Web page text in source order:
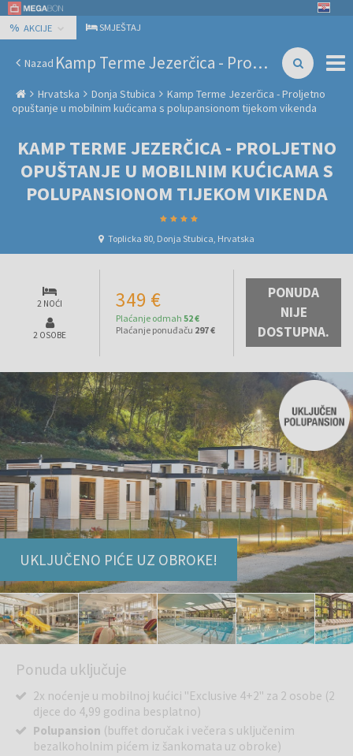
% AKCIJE SMJEŠTAJ
Nazad Kamp Terme Jezerčica - Proljetno opuštanje u mobilnim kućicama s polupansionom tijekom vikenda
Hrvatska Donja Stubica
Kamp Terme Jezerčica - Proljetno
opuštanje u mobilnim kućicama s polupansionom tijekom vikenda
KAMP TERME JEZERČICA - PROLJETNO
OPUŠTANJE U MOBILNIM KUĆICAMA S
POLUPANSIONOM TIJEKOM VIKENDA
Toplicka 80, Donja Stubica, Hrvatska
2 NOĆI
2 OSOBE
349 €
Plaćanje odmah 52 €
Plaćanje ponuđaču 297 €
PONUDA
NIJE
DOSTUPNA.
UKLJUČENO PIĆE UZ OBROKE!
Ponuda uključuje
2x noćenje u mobilnoj kućici "Exclusive 4+2" za 2 osobe (2
djece do 4,99 godina besplatno)
Polupansion (buffet doručak i večera s uključenim
bezalkoholnim pićem iz šankomata uz obroke)